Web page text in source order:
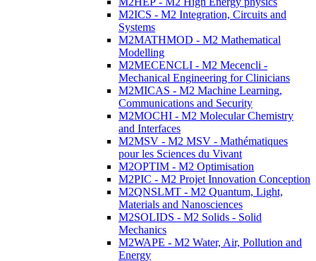
M2ICS - M2 Integration, Circuits and
Systems
M2MATHMOD - M2 Mathematical
Modelling
M2MECENCLI - M2 Mecencli -
Mechanical Engineering for Clinicians
M2MICAS - M2 Machine Learning,
Communications and Security
M2MOCHI - M2 Molecular Chemistry
and Interfaces
M2MSV - M2 MSV - Mathématiques
pour les Sciences du Vivant
M2OPTIM - M2 Optimisation
M2PIC - M2 Projet Innovation Conception
M2QNSLMT - M2 Quantum, Light,
Materials and Nanosciences
M2SOLIDS - M2 Solids - Solid
Mechanics
M2WAPE - M2 Water, Air, Pollution and
Energy